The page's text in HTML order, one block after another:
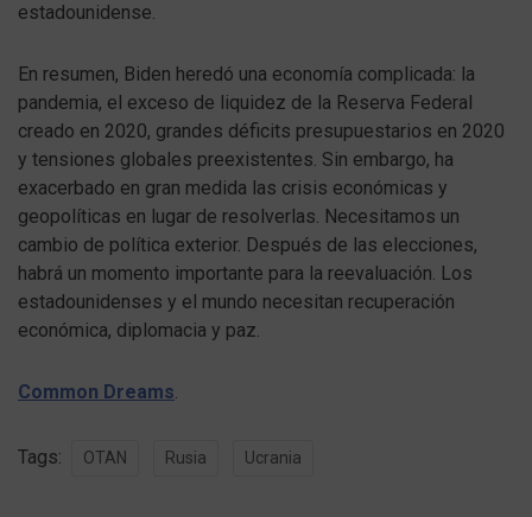
estadounidense.
En resumen, Biden heredó una economía complicada: la
pandemia, el exceso de liquidez de la Reserva Federal
creado en 2020, grandes déficits presupuestarios en 2020
y tensiones globales preexistentes. Sin embargo, ha
exacerbado en gran medida las crisis económicas y
geopolíticas en lugar de resolverlas. Necesitamos un
cambio de política exterior. Después de las elecciones,
habrá un momento importante para la reevaluación. Los
estadounidenses y el mundo necesitan recuperación
económica, diplomacia y paz.
Common Dreams.
Tags: OTAN Rusia Ucrania